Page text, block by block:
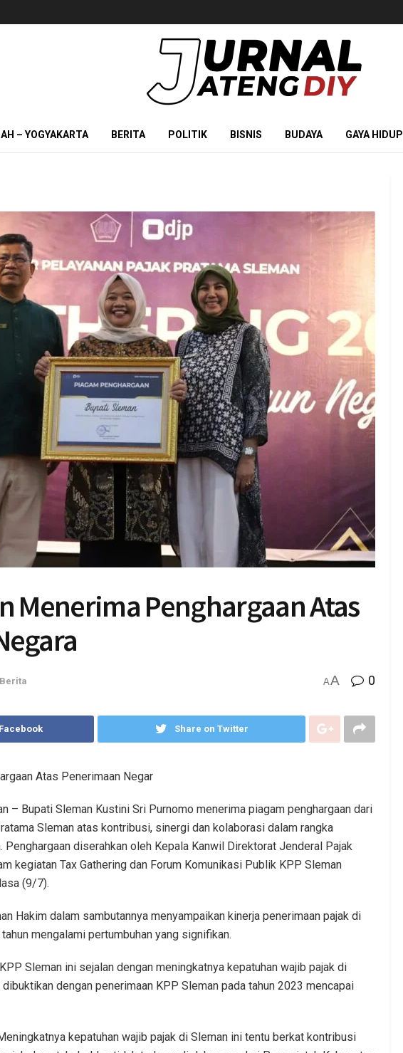
– YOGYAKARTA BERITA POLITIK BISNIS BUDAYA GAYA HIDUP
Menerima Penghargaan Atas
Berita AA 0
Share on Twitter
Atas Penerimaan Negar
– Bupati Sleman Kustini Sri Purnomo menerima piagam penghargaan dari
Sleman atas kontribusi, sinergi dan kolaborasi dalam rangka
Penghargaan diserahkan oleh Kepala Kanwil Direktorat Jenderal Pajak
kegiatan Tax Gathering dan Forum Komunikasi Publik KPP Sleman
(9/7).
Hakim dalam sambutannya menyampaikan kinerja penerimaan pajak di
mengalami pertumbuhan yang signifikan.
Sleman ini sejalan dengan meningkatnya kepatuhan wajib pajak di
dengan penerimaan KPP Sleman pada tahun 2023 mencapai
kepatuhan wajib pajak di Sleman ini tentu berkat kontribusi